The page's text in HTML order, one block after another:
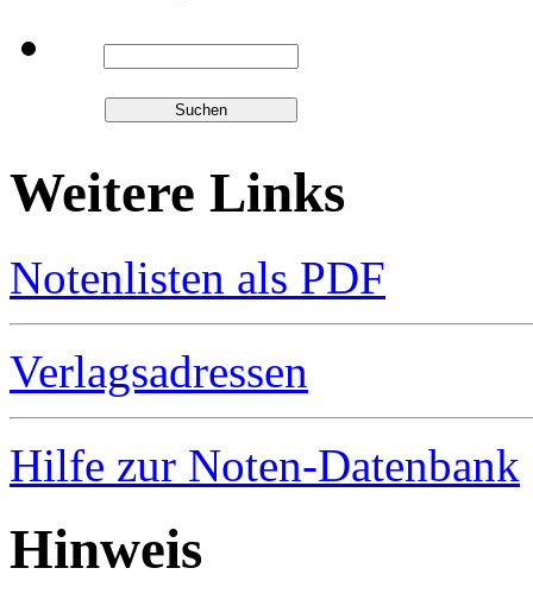
Weitere Links
Notenlisten als PDF
Verlagsadressen
Hilfe zur Noten-Datenbank
Hinweis